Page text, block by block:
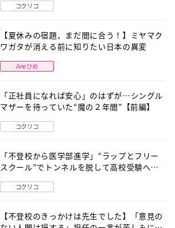
コクリコ
【夏休みの宿題、まだ間に合う！】ミヤマク
ワガタが消える前に知りたい日本の異変
Aneひめ
「正社員になれば安心」のはずが…シングル
マザーを待っていた“魔の２年間”【前編】
コクリコ
「不登校から医学部進学」“ラップとフリー
スクール”でトンネルを脱して高校受験へ
コクリコ
【不登校のきっかけは先生でした】「意見の